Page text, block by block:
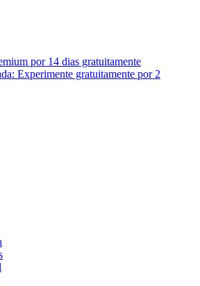
por 14 dias gratuitamente
Experimente gratuitamente por 2